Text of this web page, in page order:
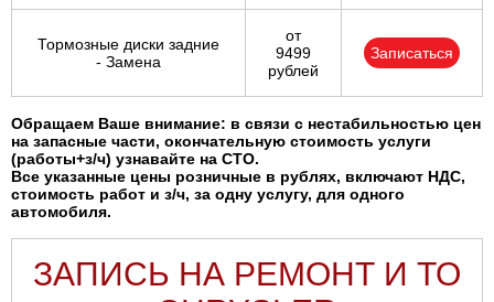
Тормозные диски задние
- Замена
от
9499
рублей
Записаться
Обращаем Ваше внимание: в связи с нестабильностью цен
на запасные части, окончательную стоимость услуги
(работы+з/ч) узнавайте на СТО.
Все указанные цены розничные в рублях, включают НДС,
стоимость работ и з/ч, за одну услугу, для одного
автомобиля.
ЗАПИСЬ НА РЕМОНТ И ТО